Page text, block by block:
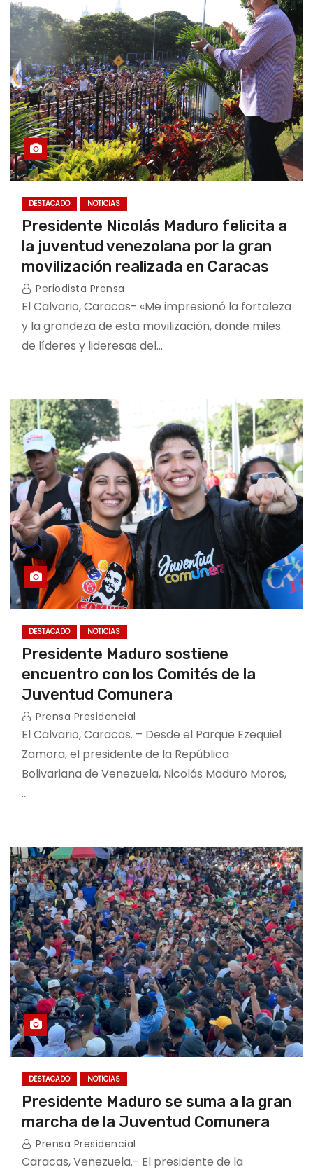
DESTACADO NOTICIAS
Presidente Nicolás Maduro felicita a
la juventud venezolana por la gran
movilización realizada en Caracas
Periodista Prensa
El Calvario, Caracas- «Me impresionó la fortaleza
y la grandeza de esta movilización, donde miles
de líderes y lideresas del…
DESTACADO NOTICIAS
Presidente Maduro sostiene
encuentro con los Comités de la
Juventud Comunera
Prensa Presidencial
El Calvario, Caracas. – Desde el Parque Ezequiel
Zamora, el presidente de la República
Bolivariana de Venezuela, Nicolás Maduro Moros,
…
DESTACADO NOTICIAS
Presidente Maduro se suma a la gran
marcha de la Juventud Comunera
Prensa Presidencial
Caracas, Venezuela.- El presidente de la